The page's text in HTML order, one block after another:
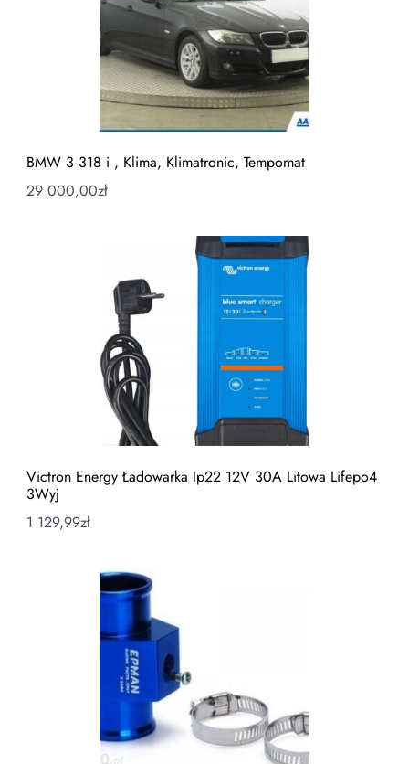
BMW 3 318 i , Klima, Klimatronic, Tempomat
29 000,00zł
Victron Energy Ładowarka Ip22 12V 30A Litowa Lifepo4
3Wyj
1 129,99zł